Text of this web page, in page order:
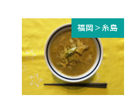
福岡＞糸島